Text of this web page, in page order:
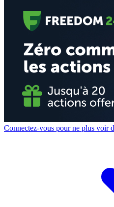
Connectez-vous pour ne plus voir